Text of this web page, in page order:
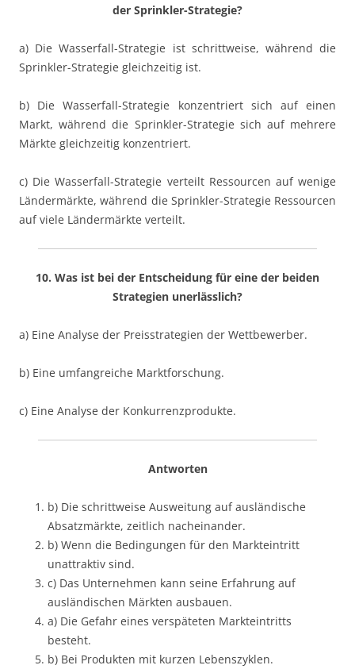
der Sprinkler-Strategie?
a) Die Wasserfall-Strategie ist schrittweise, während die
Sprinkler-Strategie gleichzeitig ist.
b) Die Wasserfall-Strategie konzentriert sich auf einen
Markt, während die Sprinkler-Strategie sich auf mehrere
Märkte gleichzeitig konzentriert.
c) Die Wasserfall-Strategie verteilt Ressourcen auf wenige
Ländermärkte, während die Sprinkler-Strategie Ressourcen
auf viele Ländermärkte verteilt.
10. Was ist bei der Entscheidung für eine der beiden
Strategien unerlässlich?
a) Eine Analyse der Preisstrategien der Wettbewerber.
b) Eine umfangreiche Marktforschung.
c) Eine Analyse der Konkurrenzprodukte.
Antworten
b) Die schrittweise Ausweitung auf ausländische
Absatzmärkte, zeitlich nacheinander.
b) Wenn die Bedingungen für den Markteintritt
unattraktiv sind.
c) Das Unternehmen kann seine Erfahrung auf
ausländischen Märkten ausbauen.
a) Die Gefahr eines verspäteten Markteintritts
besteht.
b) Bei Produkten mit kurzen Lebenszyklen.